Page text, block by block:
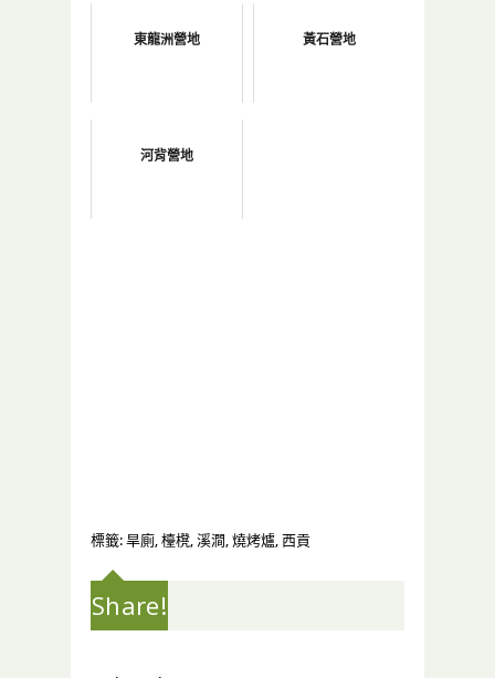
東龍洲營地 黃石營地
河背營地
標籤: 旱廁, 檯櫈, 溪澗 , 燒烤爐, 西貢
Share!